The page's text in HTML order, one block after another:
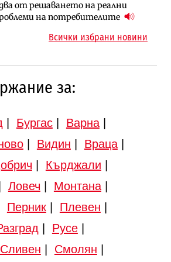
от решаването на реални
на потребителите
възложи промяната на
план за
мост над Варненското
става част от бъдещата
Всички избрани новини
за:
| Бургас| Варна|
| Видин | Враца|
| Кърджали |
Ловеч | Монтана|
Перник| Плевен |
| Русе|
Сливен | Смолян |